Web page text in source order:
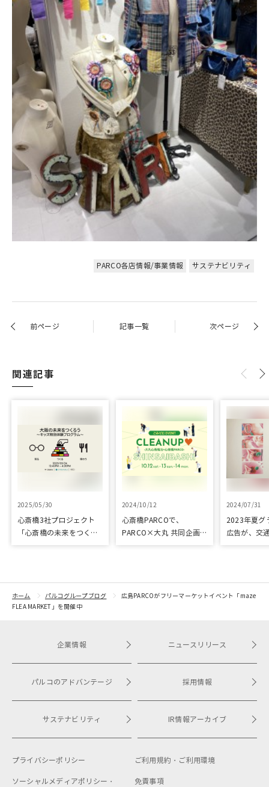
PARCO各店情報/事業情報 サステナビリティ
前ページ 記事一覧 次ページ
関連記事
2025/05/30
心斎橋3社プロジェクト
「心斎橋の未来をつくろ
2024/10/12
心斎橋PARCOで、
PARCO×大丸 共同企画
開催！
2024/07/31
2023年夏グ
広告が、交
ホーム パルコグループブログ
広島PARCOがフリーマーケットイベント「maze
FLEA MARKET」を開催中
企業情報
パルコのアドバンテージ
サステナビリティ
ニュースリリース
採用情報
IR情報アーカイブ
プライバシーポリシー ご利用規約・ ご利用環境
ソーシャルメディアポリシー・ 免責事項